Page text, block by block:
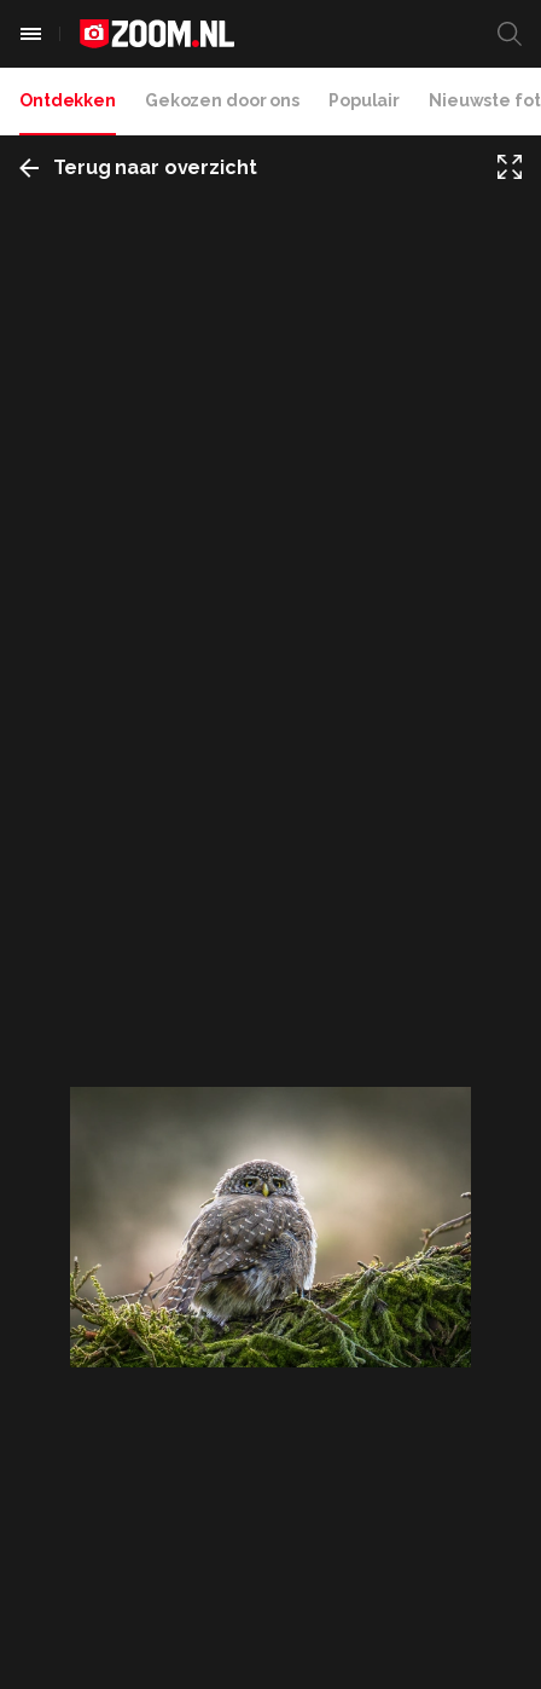
Ontdekken Gekozen door ons Populair Nieuwste
Terug naar overzicht